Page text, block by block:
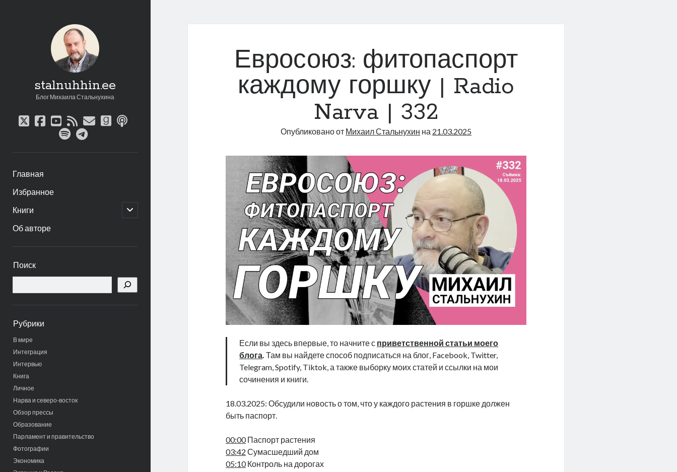
stalnuhhin.ee
Блог Михаила Стальнухина
twitter
facebook
youtube
rssemailgoodreads
podcast
spotifytelegram
Главная
Избранное
Книги
открыть
дочернее
Об авторе
панель
Поиск
Рубрики
В мире
Интеграция
Интервью
Книга
Личное
Нарва и северо-восток
Обзор прессы
Образование
Парламент и правительство
Фотографии
Экономика
Евросоюз: фитопаспорт
каждому горшку | Radio
Narva | 332
Опубликовано от Михаил Стальнухин на 21.03.2025
Если вы здесь впервые, то начните с приветственной статьи моего
блога. Там вы найдете способ подписаться на блог, Facebook, Twitter,
Telegram, Spotify, Tiktok, а также выборку моих статей и ссылки на мои
сочинения и книги.
18.03.2025: Обсудили новость о том, что у каждого растения в горшке должен
быть паспорт.
00:00Паспорт растения
03:42 Сумасшедший дом
05:10Контроль на дорогах